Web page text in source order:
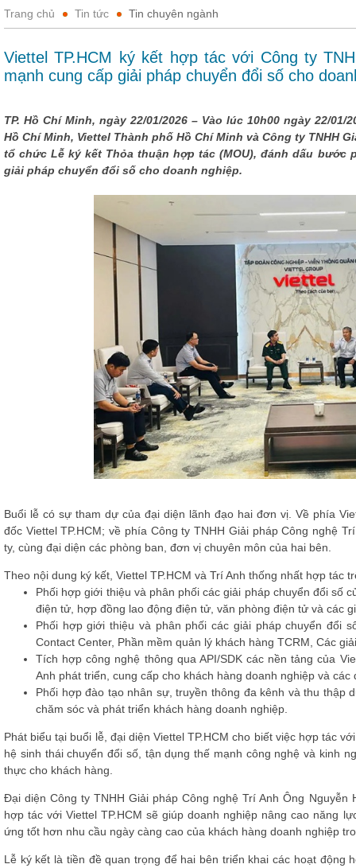
Trang chủ Tin tức Tin chuyên ngành
Viettel TP.HCM ký kết hợp tác với Công ty
mạnh cung cấp giải pháp chuyển đổi số cho
TP. Hồ Chí Minh, ngày 22/01/2026 – Vào lúc 10h00 ngày 22/01/
Hồ Chí Minh, Viettel Thành phố Hồ Chí Minh và Công ty TNHH
tổ chức Lễ ký kết Thỏa thuận hợp tác (MOU), đánh dấu
giải pháp chuyển đổi số cho doanh nghiệp.
Buổi lễ có sự tham dự của đại diện lãnh đạo hai đơn vị. Về phía
đốc Viettel TP.HCM; về phía Công ty TNHH Giải pháp Công nghệ
ty, cùng đại diện các phòng ban, đơn vị chuyên môn của hai bên.
Theo nội dung ký kết, Viettel TP.HCM và Trí Anh thống nhất hợp tác
Phối hợp giới thiệu và phân phối các giải pháp chuyển đổi số
điện tử, hợp đồng lao động điện tử, văn phòng điện tử và các
Phối hợp giới thiệu và phân phối các giải pháp chuyển đổi
Contact Center, Phần mềm quản lý khách hàng TCRM, Các
Tích hợp công nghệ thông qua API/SDK các nền tảng của
Anh phát triển, cung cấp cho khách hàng doanh nghiệp và
Phối hợp đào tạo nhân sự, truyền thông đa kênh và thu thập
chăm sóc và phát triển khách hàng doanh nghiệp.
Phát biểu tại buổi lễ, đại diện Viettel TP.HCM cho biết việc hợp tác
hệ sinh thái chuyển đổi số, tận dụng thế mạnh công nghệ và kinh
thực cho khách hàng.
Đại diện Công ty TNHH Giải pháp Công nghệ Trí Anh Ông
hợp tác với Viettel TP.HCM sẽ giúp doanh nghiệp nâng cao năng
ứng tốt hơn nhu cầu ngày càng cao của khách hàng doanh nghiệp
Lễ ký kết là tiền đề quan trọng để hai bên triển khai các hoạt động